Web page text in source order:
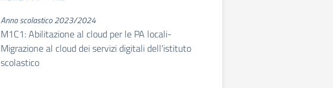
Anno scolastico 2023/2024
M1C1: Abilitazione al cloud per le PA locali-
Migrazione al cloud dei servizi digitali dell'istituto
scolastico